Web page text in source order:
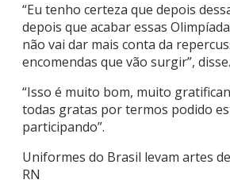
“Eu tenho certeza que depois
depois que acabar essas
não vai dar mais conta da
encomendas que vão surgir”, disse.
“Isso é muito bom, muito
todas gratas por termos podido
participando”.
Uniformes do Brasil levam artes
RN